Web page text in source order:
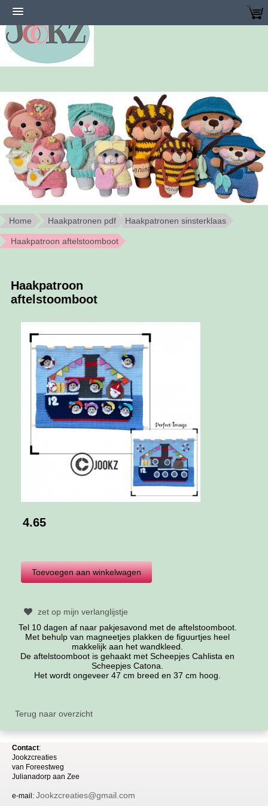
Home Haakpatronen pdf Haakpatronen sinsterklaas
Haakpatroon aftelstoomboot
Haakpatroon
aftelstoomboot
4.65
zet op mijn verlanglijstje
Tel 10 dagen af naar pakjesavond met de aftelstoomboot.
Met behulp van magneetjes plakken de figuurtjes heel
makkelijk aan het wandkleed.
De aftelstoomboot is gehaakt met Scheepjes Cahlista en
Scheepjes Catona.
Het wordt ongeveer 47 cm breed en 37 cm hoog.
Terug naar overzicht
Contact:
Jookzcreaties
van Foreestweg
Julianadorp aan Zee
e-mail: Jookzcreaties@gmail.com